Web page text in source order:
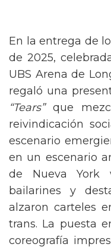
En la entrega de
de 2025,
UBS Arena de
regaló una
“Tears”que
reivindicación
escenario
en un escenario
de Nueva York
bailarines y
alzaron carteles
trans. La puesta
coreografía